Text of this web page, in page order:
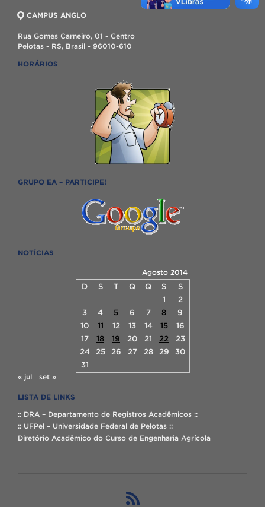
CAMPUS ANGLO
Rua Gomes Carneiro, 01 - Centro
Pelotas - RS, Brasil - 96010-610
HORÁRIOS
GRUPO EA – PARTICIPE!
NOTÍCIAS
Agosto 2014
D S T Q Q S
S
1
2
3
4 5 6 7 8
9
10
11 12 13 14 15
16
17
18 19 20 21 22
23
24
25 26 27 28 29
30
31
« jul set »
LISTA DE LINKS
:: DRA – Departamento de Registros Acadêmicos ::
:: UFPel – Universidade Federal de Pelotas ::
Diretório Acadêmico do Curso de Engenharia Agrícola